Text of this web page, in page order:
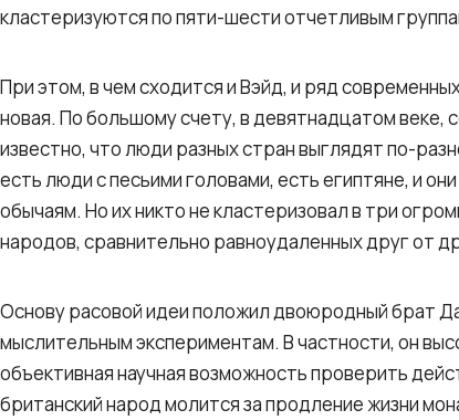
кластеризуются по пяти-шести отчетливым
При этом, в чем сходится и Вэйд, и ряд
новая. По большому счету, в девятнадцатом веке,
известно, что люди разных стран выглядят по-
есть люди с песьими головами, есть египтяне, и
обычаям. Но их никто не кластеризовал в три
народов, сравнительно равноудаленных друг от
Основу расовой идеи положил двоюродный брат
мыслительным экспериментам. В частности, он
объективная научная возможность проверить
британский народ молится за продление жизни